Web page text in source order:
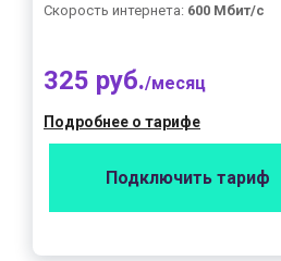
Скорость интернета: 600 Мбит/с
325 руб./месяц
Подробнее о тарифе
Подключить тариф